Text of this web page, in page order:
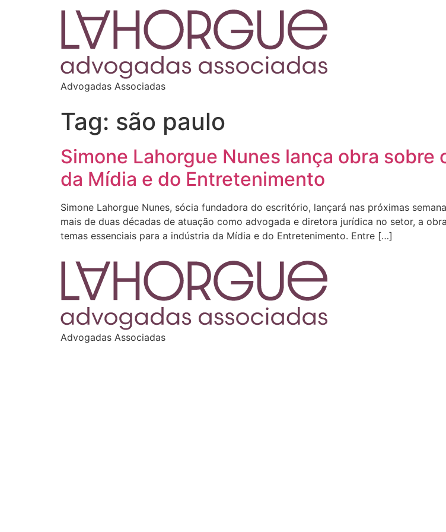
Advogadas Associadas
Tag: são paulo
Simone Lahorgue Nunes lança obra
da Mídia e do Entretenimento
Simone Lahorgue Nunes, sócia fundadora do escritório, lançará nas próximas
mais de duas décadas de atuação como advogada e diretora jurídica no setor, a
temas essenciais para a indústria da Mídia e do Entretenimento. Entre […]
Advogadas Associadas